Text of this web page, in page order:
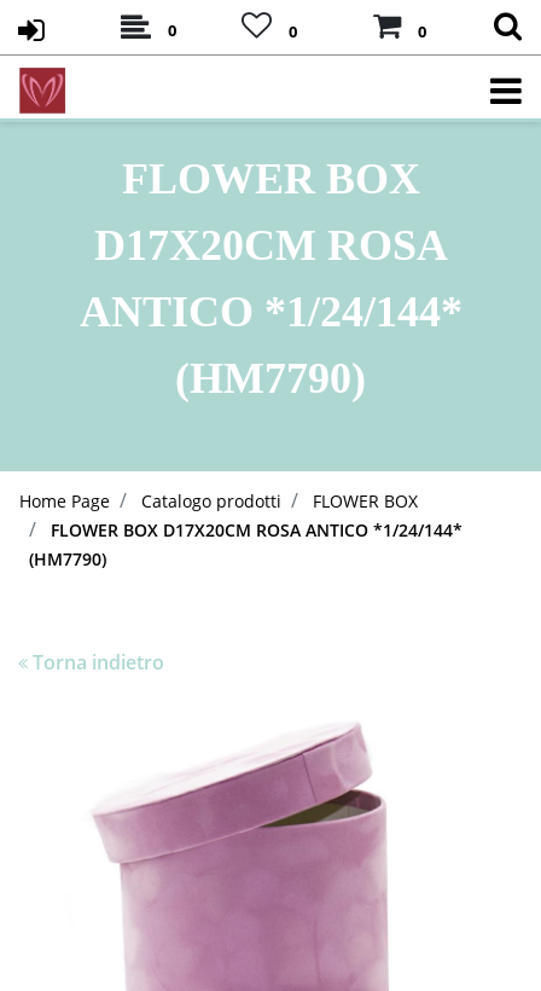
0 0 0
FLOWER BOX
D17X20CM ROSA
ANTICO *1/24/144*
(HM7790)
Home Page Catalogo prodotti
FLOWER BOX
FLOWER BOX D17X20CM ROSA ANTICO *1/24/144*
(HM7790)
Torna indietro